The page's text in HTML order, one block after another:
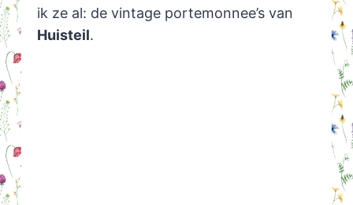
ik ze al: de vintage portemonnee’s van
Huisteil.